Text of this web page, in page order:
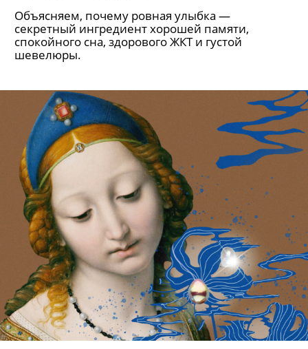
Объясняем, почему ровная улыбка —
секретный ингредиент хорошей памяти,
спокойного сна, здорового ЖКТ и густой
шевелюры.